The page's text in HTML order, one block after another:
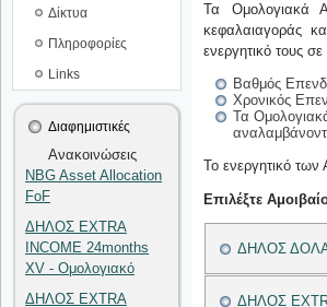
Δίκτυα
Πληροφορίες
Links
Διαφημιστικές
Ανακοινώσεις
NBG Asset Allocation
FoF
ΔΗΛΟΣ EXTRA
INCOME 24months
XV - Ομολογιακό
ΔΗΛΟΣ EXTRA
Τα Ομολογιακά
κεφαλαιαγοράς
ενεργητικό τους
Βαθμός
Χρονικός
Τα
Το ενεργητικό
Επιλέξτε
ΔΗΛΟΣ
ΔΗΛΟΣ